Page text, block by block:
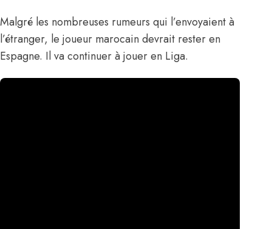
Malgré les nombreuses rumeurs qui l’envoyaient à
l’étranger, le joueur marocain devrait rester en
Espagne. Il va continuer à jouer en Liga.